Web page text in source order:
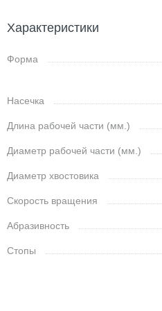
Характеристики
Форма
Насечка
Длина рабочей части (мм.)
Диаметр рабочей части (мм.)
Диаметр хвостовика
Скорость вращения
Абразивность
Стопы